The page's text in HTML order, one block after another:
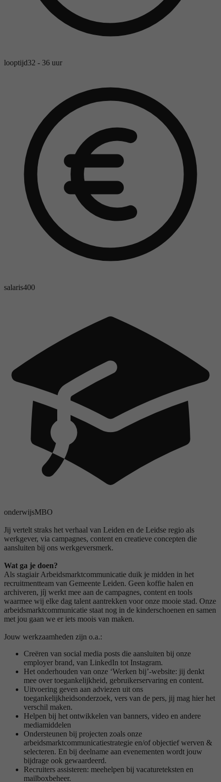
looptijd32 - 36 uur
salaris400
onderwijsMBO
Jij vertelt straks het verhaal van Leiden en de Leidse regio als
werkgever, via campagnes, content en creatieve concepten die
aansluiten bij ons werkgeversmerk.
Wat ga je doen?
Als stagiair Arbeidsmarktcommunicatie duik je midden in het
recruitmentteam van Gemeente Leiden. Geen koffie halen en
archiveren, jíj werkt mee aan de campagnes, content en tools
waarmee wij elke dag talent aantrekken voor onze mooie stad. Onze
arbeidsmarktcommunicatie staat nog in de kinderschoenen en samen
met jou gaan we er iets moois van maken.
Jouw werkzaamheden zijn o.a.:
Creëren van social media posts die aansluiten bij onze
employer brand, van LinkedIn tot Instagram.
Het onderhouden van onze ‘Werken bij’-website: jij denkt
mee over toegankelijkheid, gebruikerservaring en content.
Uitvoering geven aan adviezen uit ons
toegankelijkheidsonderzoek, vers van de pers, jij mag hier het
verschil maken.
Helpen bij het ontwikkelen van banners, video en andere
mediamiddelen
Ondersteunen bij projecten zoals onze
arbeidsmarktcommunicatiestrategie en/of objectief werven &
selecteren. En bij deelname aan evenementen wordt jouw
bijdrage ook gewaardeerd.
Recruiters assisteren: meehelpen bij vacatureteksten en
mailboxbeheer.